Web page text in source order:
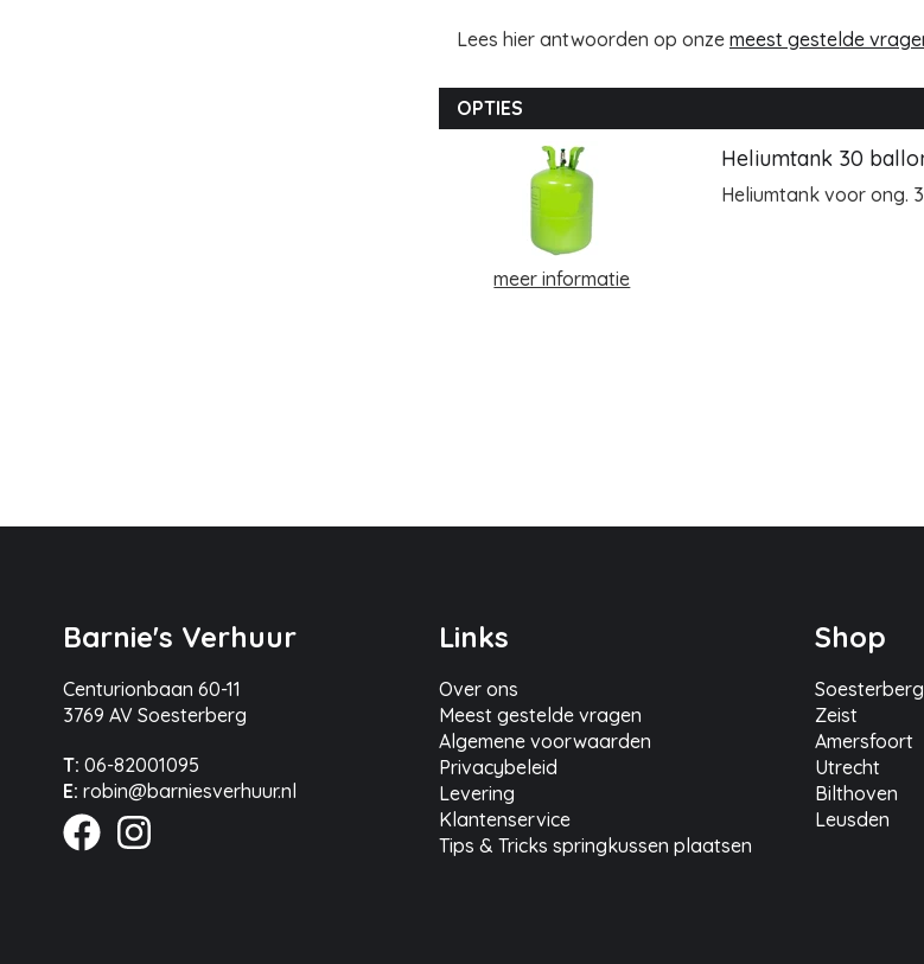
Lees hier antwoorden op onze meest gestelde
OPTIES
meer informatie
Heliumtank 30
Heliumtank voor ong.
Barnie's Verhuur
Centurionbaan 60-11
3769 AV Soesterberg
T: 06-82001095
E: robin@barniesverhuur.nl
Links
Over ons
Meest gestelde vragen
Algemene voorwaarden
Privacybeleid
Levering
Klantenservice
Tips & Tricks springkussen plaatsen
Shop
Soesterberg
Zeist
Amersfoort
Utrecht
Bilthoven
Leusden